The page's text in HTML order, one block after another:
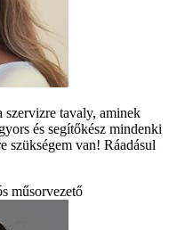
szervizre tavaly, aminek
és segítőkész mindenki
szükségem van! Ráadásul
műsorvezető